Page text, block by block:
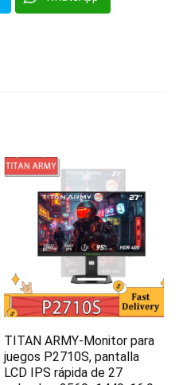
TITAN ARMY-Monitor para
juegos P2710S, pantalla
LCD IPS rápida de 27